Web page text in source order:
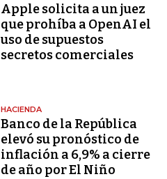
Apple solicita a un juez
que prohíba a OpenAI el
uso de supuestos
secretos comerciales
HACIENDA
Banco de la República
elevó su pronóstico de
inflación a 6,9% a cierre
de año por El Niño